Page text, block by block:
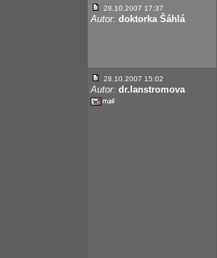
28.10.2007 17:37
Autor: doktorka Šáhlá
28.10.2007 15:02
Autor: dr.lanstromova